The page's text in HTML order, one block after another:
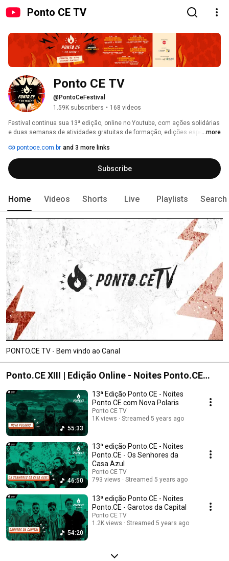
Ponto CE TV
Ponto CE TV
@PontoCeFestival
1.59K subscribers • 168 videos
Festival continua sua 13ª edição, online no Youtube, com ações solidárias
e duas semanas de atividades gratuitas de formação, edições especiais
Brasil e diversos shows, entre eles Lucas Silveira (Fresno - RS) e
Selvagens à Procura de Lei (CE).
...more
pontoce.com.br and 3 more links
Subscribe
Home Videos Shorts Live Playlists Search
PONTO.CE TV - Bem vindo ao Canal
Ponto.CE XIII | Edição Online - Noites Ponto.CE
(2020)
55:33
13ª Edição Ponto.CE - Noites
Ponto.CE com Nova Polaris
Ponto CE TV
1K views
Streamed 5 years ago
46:50
13ª edição Ponto.CE - Noites
Ponto.CE - Os Senhores da
Casa Azul
Ponto CE TV
793 views
Streamed 5 years ago
54:20
13ª edição Ponto.CE - Noites
Ponto.CE - Garotos da Capital
Ponto CE TV
1.2K views
Streamed 5 years ago